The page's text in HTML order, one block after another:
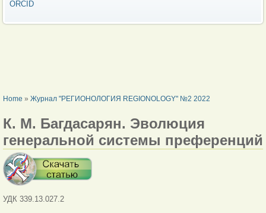
ORCID
YOU ARE HERE
Home » Журнал "РЕГИОНОЛОГИЯ REGIONOLOGY" №2 2022
К. М. Багдасарян. Эволюция
генеральной системы преференций
УДК 339.13.027.2